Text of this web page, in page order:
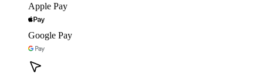
Apple Pay
Google Pay